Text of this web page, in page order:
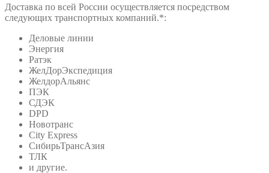
Доставка по всей России осуществляется посредством
следующих транспортных компаний.*:
Деловые линии
Энергия
Ратэк
ЖелДорЭкспедиция
ЖелдорАльянс
ПЭК
СДЭК
DPD
Новотранс
City Express
СибирьТрансАзия
ТЛК
и другие.